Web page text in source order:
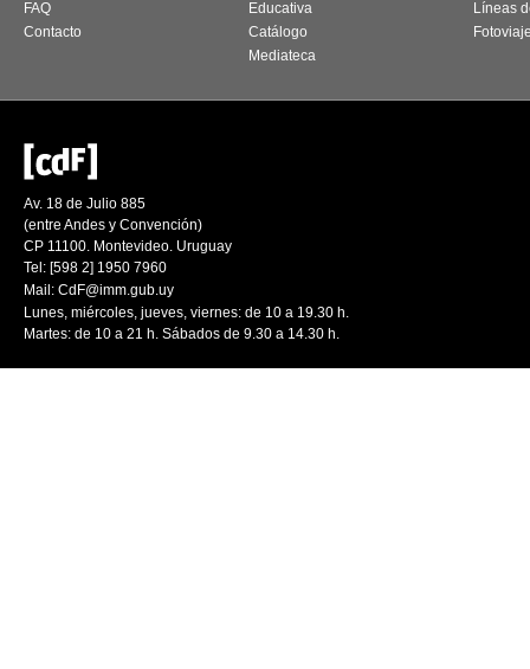
FAQ
Contacto
Educativa
Catálogo
Mediateca
Líneas
Av. 18 de Julio 885
(entre Andes y Convención)
CP 11100. Montevideo. Uruguay
Tel: [598 2] 1950 7960
Mail: CdF@imm.gub.uy
Lunes, miércoles, jueves, viernes: de 10 a 19.30 h.
Martes: de 10 a 21 h. Sábados de 9.30 a 14.30 h.